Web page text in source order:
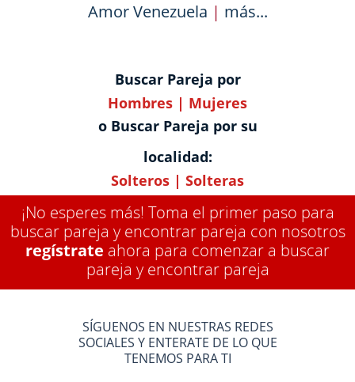
Amor Venezuela | más...
Buscar Pareja por
Hombres | Mujeres
o Buscar Pareja por su
localidad:
Solteros | Solteras
¡No esperes más! Toma el primer paso para
buscar pareja y encontrar pareja con nosotros
regístrate ahora para comenzar a buscar
pareja y encontrar pareja
SÍGUENOS EN NUESTRAS REDES
SOCIALES Y ENTERATE DE LO QUE
TENEMOS PARA TI